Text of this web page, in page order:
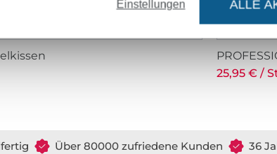
25,95 € /
Über 80000 zufriedene Kunden 36
Einstellungen ALLE